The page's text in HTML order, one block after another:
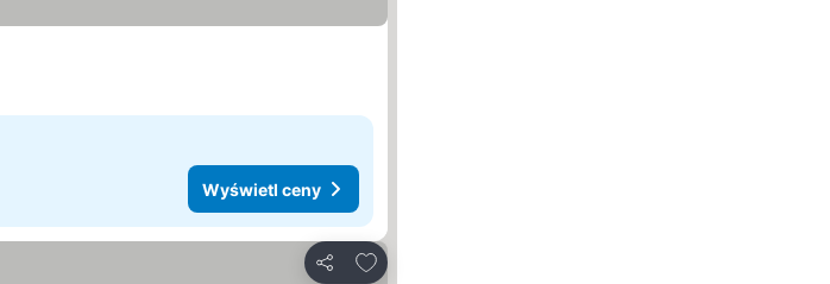
Wyświetl ceny
Udostępnij
Dodaj do ulubionych